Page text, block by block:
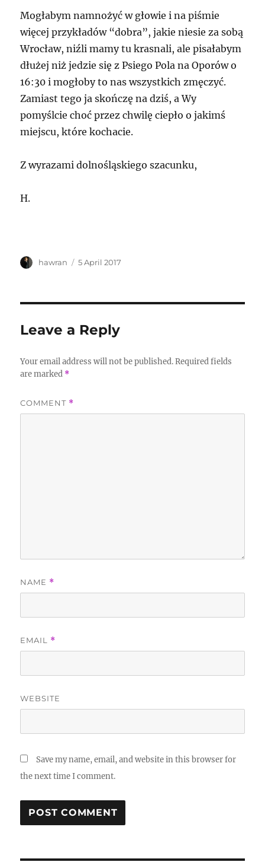
Mogłabym namnożyć w głowie i na piśmie
więcej przykładów “dobra”, jakie niesie za sobą
Wrocław, niźli mamy tu krasnali, ale pisałabym
dłużej niż jedzie się z Psiego Pola na Oporów o
16:30 i mogłoby to nas wszystkich zmęczyć.
Zamiast tego ja skończę na dziś, a Wy
pomyślcie choć przez chwilę ciepło o jakimś
miejscu, które kochacie.
Z wyrazami dolnośląskiego szacunku,
H.
Author
hawran
Posted
5 April 2017
Leave a Reply
Your email address will not be published. Required fields
are marked *
COMMENT *
NAME *
EMAIL *
WEBSITE
Save my name, email, and website in this browser for
the next time I comment.